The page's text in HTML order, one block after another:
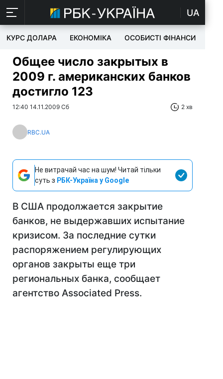
UA
КУРС ДОЛАРА ЕКОНОМІКА ОСОБИСТІ ФІНАНСИ
Общее число закрытых в
2009 г. американских банков
достигло 123
12:40 14.11.2009 Сб 2 хв
RBC.UA
Не витрачай час на шум! Читай тільки
суть з РБК-Україна у Google
В США продолжается закрытие
банков, не выдержавших испытание
кризисом. За последние сутки
распоряжением регулирующих
органов закрыты еще три
региональных банка, сообщает
агентство Associated Press.